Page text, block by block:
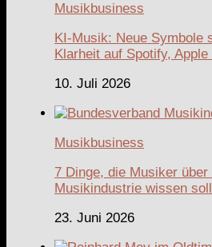
Musikbusiness
KI-Musik: Neue Symbole
Klarheit auf Spotify,
10. Juli 2026
Musikbusiness
7 Dinge, die Musiker
Musikindustrie wissen
23. Juni 2026